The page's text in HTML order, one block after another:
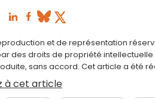
et de représentation
des droits de propriété
sans accord. Cet article a été
à cet article